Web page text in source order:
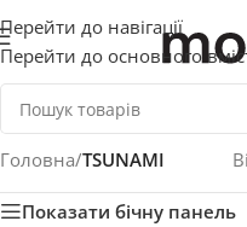
Перейти до навігації
Перейти до основного
Головна/TSUNAMI
Показати бічну панель